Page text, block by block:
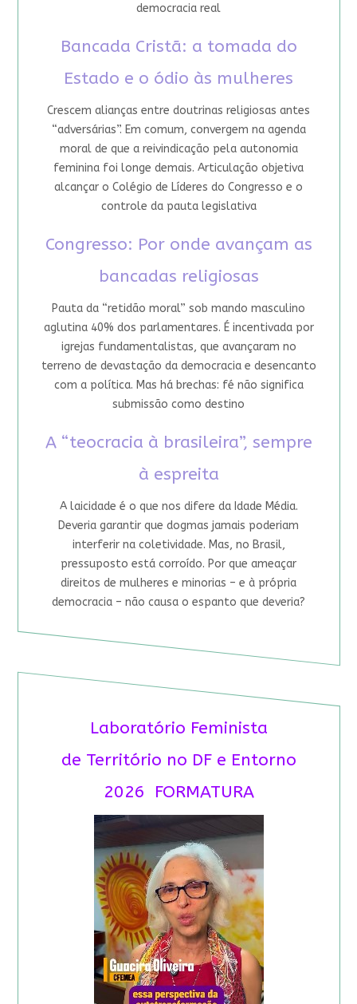
democracia real
Bancada Cristã: a tomada do
Estado e o ódio às mulheres
Crescem alianças entre doutrinas religiosas antes
“adversárias”. Em comum, convergem na agenda
moral de que a reivindicação pela autonomia
feminina foi longe demais. Articulação objetiva
alcançar o Colégio de Líderes do Congresso e o
controle da pauta legislativa
Congresso: Por onde avançam as
bancadas religiosas
Pauta da “retidão moral” sob mando masculino
aglutina 40% dos parlamentares. É incentivada por
igrejas fundamentalistas, que avançaram no
terreno de devastação da democracia e desencanto
com a política. Mas há brechas: fé não significa
submissão como destino
A “teocracia à brasileira”, sempre
à espreita
A laicidade é o que nos difere da Idade Média.
Deveria garantir que dogmas jamais poderiam
interferir na coletividade. Mas, no Brasil,
pressuposto está corroído. Por que ameaçar
direitos de mulheres e minorias – e à própria
democracia – não causa o espanto que deveria?
Laboratório Feminista
de Território no DF e Entorno
2026 FORMATURA